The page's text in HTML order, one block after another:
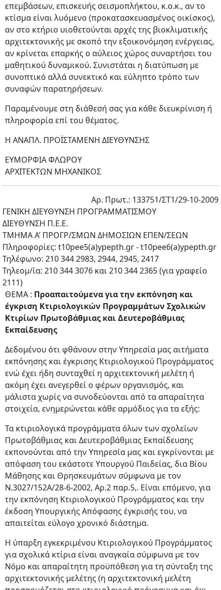
επεμβάσεων, επισκευής σεισμοπλήκτου, κ.ο.κ., αν το
κτίσμα είναι λυόμενο (προκατασκευασμένος οικίσκος),
αν στο κτήριο υιοθετούνται αρχές της βιοκλιματικής
αρχιτεκτονικής με σκοπό την εξοικονόμηση ενέργειας,
αν κρίνεται επαρκής ο αύλειος χώρος συναρτήσει του
μαθητικού δυναμικού. Συνιστάται η διατύπωση με
συνοπτικό αλλά συνεκτικό και εύληπτο τρόπο των
συναφών παρατηρήσεων.
Παραμένουμε στη διάθεσή σας για κάθε διευκρίνιση ή
πληροφορία επί του θέματος.
Η ΑΝΑΠΛ. ΠΡΟΪΣΤΑΜΕΝΗ ΔΙΕΥΘΥΝΣΗΣ
ΕΥΜΟΡΦΙΑ ΦΛΩΡΟΥ
ΑΡΧΙΤΕΚΤΩΝ ΜΗΧΑΝΙΚΟΣ
Αρ. Πρωτ.: 133751/ΣΤ1/29-10-2009
ΓΕΝΙΚΗ ΔΙΕΥΘΥΝΣΗ ΠΡΟΓΡΑΜΜΑΤΙΣΜΟΥ
ΔΙΕΥΘΥΝΣΗ Π.Ε.Ε.
ΤΜΗΜΑ Α’ ΠΡΟΓΡ/ΣΜΩΝ ΔΗΜΟΣΙΩΝ ΕΠΕΝ/ΣΕΩΝ
Πληροφορίες: t10pee5(a)ypepth.gr - t10pee6(a)ypepth.gr
Τηλέφωνο: 210 344 2983, 2944, 2945, 2417
Τηλεομ/ία: 210 344 3076 και 210 344 2365 (για γραφείο
2111)
ΘΕΜΑ : Προαπαιτούμενα για την εκπόνηση και
έγκριση Κτιριολογικών Προγραμμάτων Σχολικών
Κτιρίων Πρωτοβάθμιας και Δευτεροβάθμιας
Εκπαίδευσης
Δεδομένου ότι φθάνουν στην Υπηρεσία μας αιτήματα
εκπόνησης και έγκρισης Κτιριολογικού Προγράμματος
ενώ έχει ήδη συνταχθεί η αρχιτεκτονική μελέτη ή
ακόμη έχει ανεγερθεί ο φέρων οργανισμός, και
μάλιστα χωρίς να συνοδεύονται από τα απαραίτητα
στοιχεία, ενημερώνεται κάθε αρμόδιος για τα εξής:
Τα κτιριολογικά προγράμματα όλων των σχολείων
Πρωτοβάθμιας και Δευτεροβάθμιας Εκπαίδευσης
εκπονούνται από την Υπηρεσία μας και εγκρίνονται με
απόφαση του εκάστοτε Υπουργού Παιδείας, δια Βίου
Μάθησης και Θρησκευμάτων σύμφωνα με τον
Ν.3027/152Α/28-6-2002, Αρ.2 παρ.5,. Είναι επόμενο, για
την εκπόνηση Κτιριολογικού Προγράμματος και την
έκδοση Υπουργικής Απόφασης έγκρισής του, να
απαιτείται εύλογο χρονικό διάστημα.
Η ύπαρξη εγκεκριμένου Κτιριολογικού Προγράμματος
για σχολικά κτίρια είναι αναγκαία σύμφωνα με τον
Νόμο και απαραίτητη προϋπόθεση για τη σύνταξη της
αρχιτεκτονικής μελέτης (η αρχιτεκτονική μελέτη